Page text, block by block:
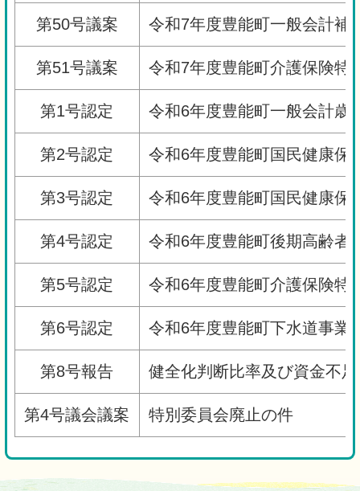
第50号議案 令和7年度豊能町一般会計補
第51号議案 令和7年度豊能町介護保険特
第1号認定 令和6年度豊能町一般会計歳
第2号認定 令和6年度豊能町国民健康保
第3号認定 令和6年度豊能町国民健康保
第4号認定 令和6年度豊能町後期高齢者
第5号認定 令和6年度豊能町介護保険特
第6号認定 令和6年度豊能町下水道事業
第8号報告 健全化判断比率及び資金不
第4号議会議案 特別委員会廃止の件